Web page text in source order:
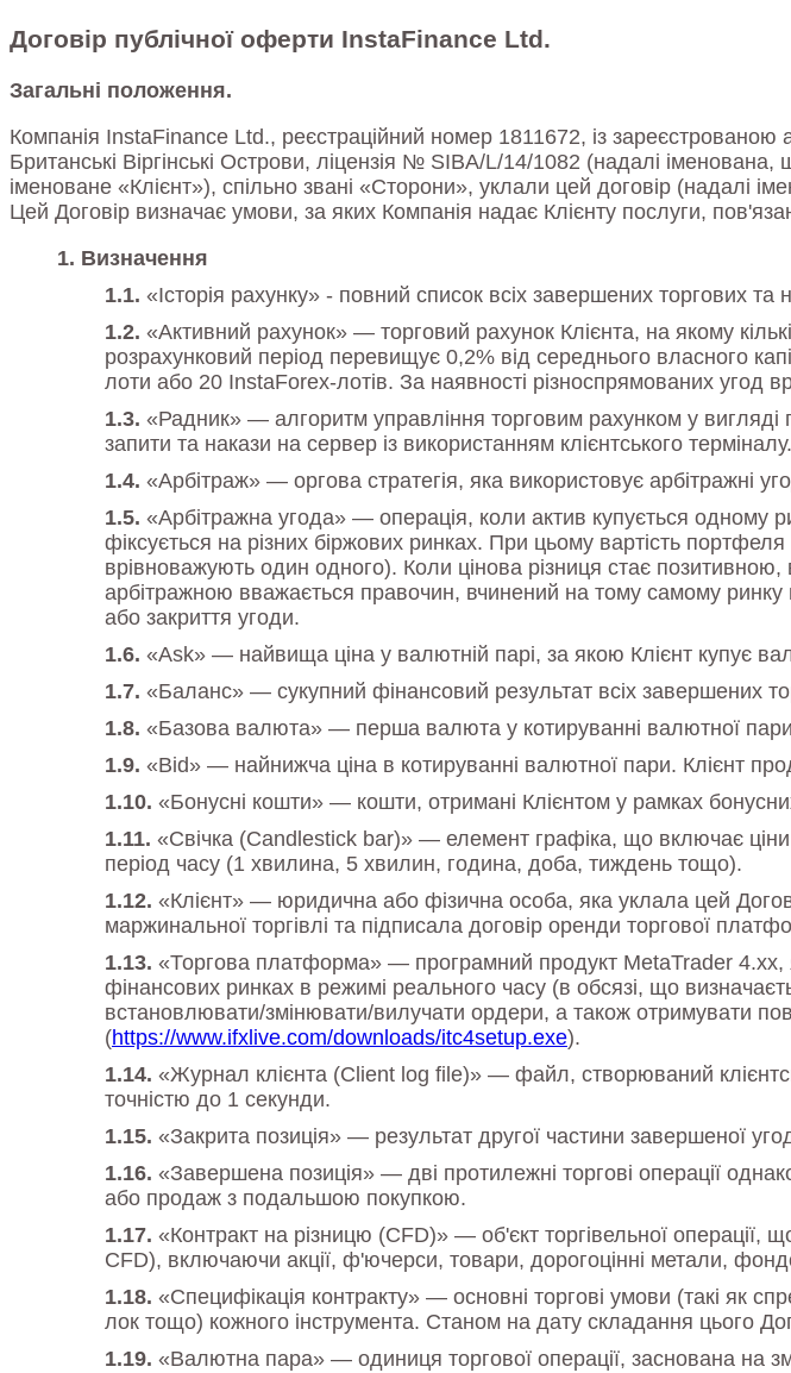
Договір публічної оферти InstaFinance Ltd.
Загальні положення.
Компанія InstaFinance Ltd., реєстраційний номер 1811672, із
Британські Віргінські Острови, ліцензія № SIBA/L/14/1082 (надалі
іменоване «Клієнт»), спільно звані «Сторони», уклали цей договір (надалі
Цей Договір визначає умови, за яких Компанія надає Клієнту послуги,
Визначення
«Історія рахунку» - повний список всіх завершених торгових
«Активний рахунок» — торговий рахунок Клієнта, на якому
розрахунковий період перевищує 0,2% від середнього власного
лоти або 20 InstaForex-лотів. За наявності різноспрямованих угод
«Радник» — алгоритм управління торговим рахунком у
запити та накази на сервер із використанням клієнтського терміналу.
«Арбітраж» — оргова стратегія, яка використовує арбітражні
«Арбітражна угода» — операція, коли актив купується одному
фіксується на різних біржових ринках. При цьому вартість
врівноважують один одного). Коли цінова різниця стає
арбітражною вважається правочин, вчинений на тому самому ринку
або закриття угоди.
«Ask» — найвища ціна у валютній парі, за якою Клієнт купує
«Баланс» — сукупний фінансовий результат всіх завершених
«Базова валюта» — перша валюта у котируванні валютної
«Bid» — найнижча ціна в котируванні валютної пари. Клієнт
«Бонусні кошти» — кошти, отримані Клієнтом у рамках
«Свічка (Candlestick bar)» — елемент графіка, що включає ціни
період часу (1 хвилина, 5 хвилин, година, доба, тиждень тощо).
«Клієнт» — юридична або фізична особа, яка уклала цей
маржинальної торгівлі та підписала договір оренди торгової
«Торгова платформа» — програмний продукт MetaTrader 4.xx,
фінансових ринках в режимі реального часу (в обсязі, що
встановлювати/змінювати/вилучати ордери, а також отримувати
(https://www.ifxlive.com/downloads/itc4setup.exe).
«Журнал клієнта (Client log file)» — файл, створюваний
точністю до 1 секунди.
«Закрита позиція» — результат другої частини завершеної
«Завершена позиція» — дві протилежні торгові операції
або продаж з подальшою покупкою.
«Контракт на різницю (CFD)» — об'єкт торгівельної операції,
CFD), включаючи акції, ф'ючерси, товари, дорогоцінні метали,
«Специфікація контракту» — основні торгові умови (такі як
лок тощо) кожного інструмента. Станом на дату складання цього
«Валютна пара» — одиниця торгової операції, заснована на